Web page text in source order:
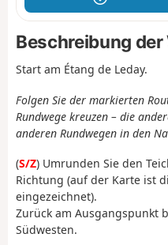
Beschreibung
Start am Étang de Leday.
Folgen Sie der markierten
Rundwege kreuzen – die
anderen Rundwegen in den
(S/Z) Umrunden Sie den
Richtung (auf der Karte ist
eingezeichnet).
Zurück am Ausgangspunkt
Südwesten.